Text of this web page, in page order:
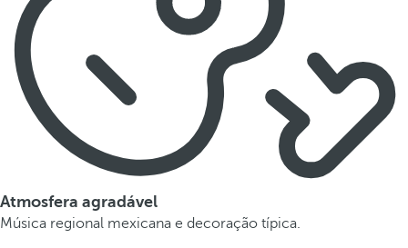
Atmosfera agradável
Música regional mexicana e decoração típica.